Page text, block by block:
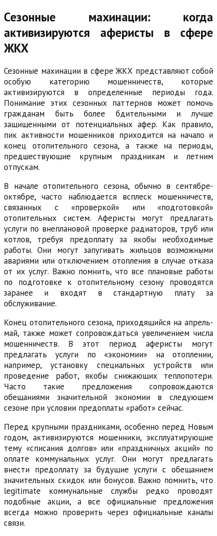
Сезонные махинации: когда
активизируются аферисты в сфере
ЖКХ
Сезонные махинации в сфере ЖКХ представляют собой
особую категорию мошенничеств, которые
активизируются в определенные периоды года.
Понимание этих сезонных паттернов может помочь
гражданам быть более бдительными и лучше
защищенными от потенциальных афер. Как правило,
пик активности мошенников приходится на начало и
конец отопительного сезона, а также на периоды,
предшествующие крупным праздникам и летним
отпускам.
В начале отопительного сезона, обычно в сентябре-
октябре, часто наблюдается всплеск мошенничеств,
связанных с «проверкой» или «подготовкой»
отопительных систем. Аферисты могут предлагать
услуги по внеплановой проверке радиаторов, труб или
котлов, требуя предоплату за якобы необходимые
работы. Они могут запугивать жильцов возможными
авариями или отключением отопления в случае отказа
от их услуг. Важно помнить, что все плановые работы
по подготовке к отопительному сезону проводятся
заранее и входят в стандартную плату за
обслуживание.
Конец отопительного сезона, приходящийся на апрель-
май, также может сопровождаться увеличением числа
мошенничеств. В этот период аферисты могут
предлагать услуги по «экономии» на отоплении,
например, установку специальных устройств или
проведение работ, якобы снижающих теплопотери.
Часто такие предложения сопровождаются
обещаниями значительной экономии в следующем
сезоне при условии предоплаты «работ» сейчас.
Перед крупными праздниками, особенно перед Новым
годом, активизируются мошенники, эксплуатирующие
тему «списания долгов» или «праздничных акций» по
оплате коммунальных услуг. Они могут предлагать
внести предоплату за будущие услуги с обещанием
значительных скидок или бонусов. Важно помнить, что
legitimate коммунальные службы редко проводят
подобные акции, а все официальные предложения
всегда можно проверить через официальные каналы
связи.